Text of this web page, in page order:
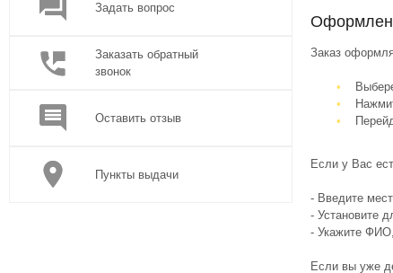
Задать вопрос
Заказать обратный
звонок
Оставить отзыв
Пункты выдачи
Заказ
Если у Вас
- Введите
- Установите
- Укажите
Если вы уже